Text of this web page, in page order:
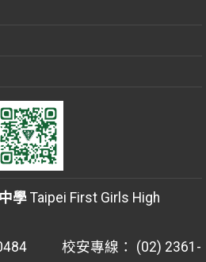
學Taipei First Girls High
校安專線： (02) 2361-